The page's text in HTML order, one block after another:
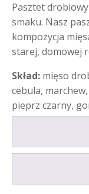
Pasztet
smaku. Nasz
kompozycja
starej, domowej
Skład: mięso
cebula,
pieprz czarny,